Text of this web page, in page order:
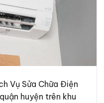
Vụ Sửa Chữa Điện
huyện trên khu